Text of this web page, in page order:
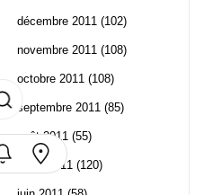
décembre 2011 (102)
novembre 2011 (108)
octobre 2011 (108)
septembre 2011 (85)
août 2011 (55)
juillet 2011 (120)